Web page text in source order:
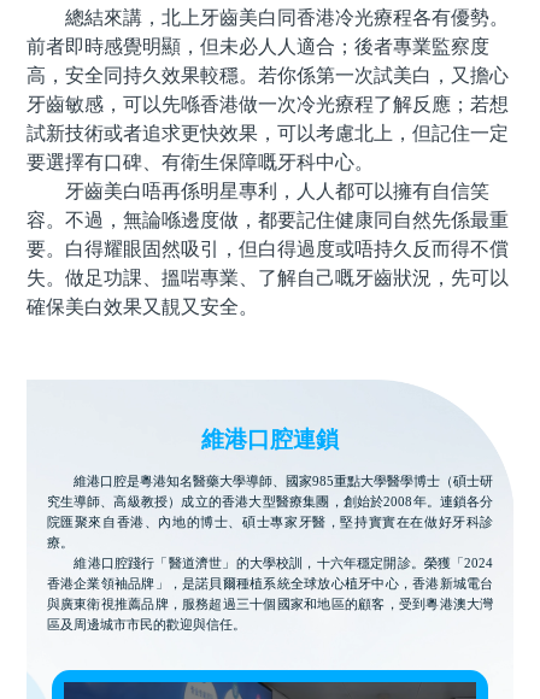
總結來講，北上牙齒美白同香港冷光療程各有優勢。
前者即時感覺明顯，但未必人人適合；後者專業監察度
高，安全同持久效果較穩。若你係第一次試美白，又擔心
牙齒敏感，可以先喺香港做一次冷光療程了解反應；若想
試新技術或者追求更快效果，可以考慮北上，但記住一定
要選擇有口碑、有衛生保障嘅牙科中心。
牙齒美白唔再係明星專利，人人都可以擁有自信笑
容。不過，無論喺邊度做，都要記住健康同自然先係最重
要。白得耀眼固然吸引，但白得過度或唔持久反而得不償
失。做足功課、搵啱專業、了解自己嘅牙齒狀況，先可以
確保美白效果又靚又安全。
維港口腔連鎖
維港口腔是粵港知名醫藥大學導師、國家985重點大學醫學博士（碩士研
究生導師、高級教授）成立的香港大型醫療集團，創始於2008年。連鎖各分
院匯聚來自香港、內地的博士、碩士專家牙醫，堅持實實在在做好牙科診
療。
維港口腔踐行「醫道濟世」的大學校訓，十六年穩定開診。榮獲「2024
香港企業領袖品牌」，是諾貝爾種植系統全球放心植牙中心，香港新城電台
與廣東衛視推薦品牌，服務超過三十個國家和地區的顧客，受到粵港澳大灣
區及周邊城市市民的歡迎與信任。